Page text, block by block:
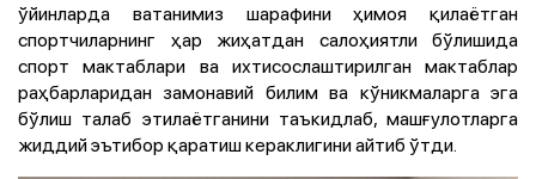
ўйинларда ватанимиз шарафини ҳимоя қилаётган
спортчиларнинг ҳар жиҳатдан салоҳиятли бўлишида
спорт мактаблари ва ихтисослаштирилган мактаблар
раҳбарларидан замонавий билим ва кўникмаларга эга
бўлиш талаб этилаётганини таъкидлаб, машғулотларга
жиддий эътибор қаратиш кераклигини айтиб ўтди.